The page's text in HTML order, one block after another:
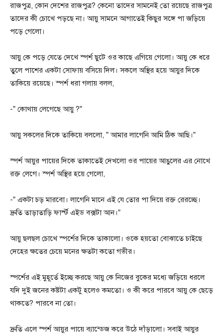
রাজপুত্র, কোন দেশের রাজপুত্র? কেনো তাদের সামনেই তো রয়েছে রাজপুত্র
তাদের কী চোখে পড়ছে না। আয়ু সামনে আগাতেই কিছুর সঙ্গে পা জড়িয়ে
পড়ে গেলো।
আয়ু কে পড়ে যেতে দেখে স্পর্শ ছুটে ওর কাছে এগিয়ে গেলো। আয়ু কে ধরে
তুলে পাশের একটা সোফায় বসিয়ে দিল। সকলে অস্থির হয়ে আয়ুর দিকে
তাকিয়ে রয়েছে। স্পর্শ ধরা গলায় বলল,
-” কোথায় লেগেছে আয়ু ?”
আয়ু সকলের দিকে তাকিয়ে বললো, ” আমার লাগেনি আমি ঠিক আছি।”
স্পর্শ আয়ুর পায়ের দিকে তাকাতেই দেখলো ওর পায়ের আঙুলের এর নোখে
রক্ত লেগে। স্পর্শ অস্থির হয়ে গেলো,
-” একটা চড় মারবো। লাগেনি মানে এই যে তোর পা দিয়ে রক্ত রেরচ্ছে।
দ্রুতি তাড়াতাড়ি ফার্স্ট এইড বক্সটা আন।”
আয়ু ছলছল চোখে স্পর্শের দিকে তাকালো। ওকে হয়তো বোঝাতে চাইছে
দেহের ক্ষতের চেয়ে মনের ক্ষতটা কতো গভীর।
স্পর্শের এই মুহূর্তে ইচ্ছে করছে আয়ু কে নিজের বুকের মধ্যে জড়িয়ে ধরলে
যদি দুই জনের কষ্টটা একটু হলেও কমতো। ও কী করে পারবে আয়ু কে ছেড়ে
থাকতে? পারবে না তো।
দ্রুতি এলে স্পর্শ আয়ুর পায়ে ব্যান্ডেজ করে উঠে দাঁড়ালো। সবাই আয়ুর